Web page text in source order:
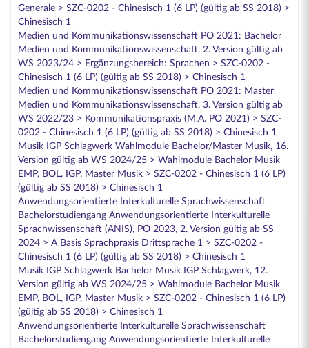
Generale > SZC-0202 - Chinesisch 1 (6 LP) (gültig ab SS 2018) >
Chinesisch 1
Medien und Kommunikationswissenschaft PO 2021: Bachelor
Medien und Kommunikationswissenschaft, 2. Version gültig ab
WS 2023/24 > Ergänzungsbereich: Sprachen > SZC-0202 -
Chinesisch 1 (6 LP) (gültig ab SS 2018) > Chinesisch 1
Medien und Kommunikationswissenschaft PO 2021: Master
Medien und Kommunikationswissenschaft, 3. Version gültig ab
WS 2022/23 > Kommunikationspraxis (M.A. PO 2021) > SZC-
0202 - Chinesisch 1 (6 LP) (gültig ab SS 2018) > Chinesisch 1
Musik IGP Schlagwerk Wahlmodule Bachelor/Master Musik, 16.
Version gültig ab WS 2024/25 > Wahlmodule Bachelor Musik
EMP, BOL, IGP, Master Musik > SZC-0202 - Chinesisch 1 (6 LP)
(gültig ab SS 2018) > Chinesisch 1
Anwendungsorientierte Interkulturelle Sprachwissenschaft
Bachelorstudiengang Anwendungsorientierte Interkulturelle
Sprachwissenschaft (ANIS), PO 2023, 2. Version gültig ab SS
2024 > A Basis Sprachpraxis Drittsprache 1 > SZC-0202 -
Chinesisch 1 (6 LP) (gültig ab SS 2018) > Chinesisch 1
Musik IGP Schlagwerk Bachelor Musik IGP Schlagwerk, 12.
Version gültig ab WS 2024/25 > Wahlmodule Bachelor Musik
EMP, BOL, IGP, Master Musik > SZC-0202 - Chinesisch 1 (6 LP)
(gültig ab SS 2018) > Chinesisch 1
Anwendungsorientierte Interkulturelle Sprachwissenschaft
Bachelorstudiengang Anwendungsorientierte Interkulturelle